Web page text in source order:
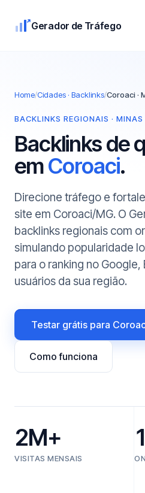
Gerador de Tráfego
Home/Cidades · Backlinks/Coroaci ·
BACKLINKS REGIONAIS · MINAS
Backlinks de
emCoroaci.
Direcione tráfego e
site em Coroaci/MG. O
backlinks regionais com
simulando popularidade
para o ranking no Google,
usuários da sua região.
Testar grátis para
Como funciona
2M+
VISITAS MENSAIS